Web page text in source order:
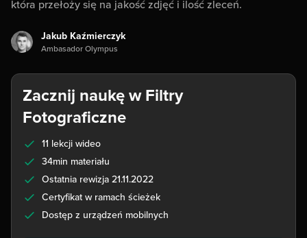
która przełoży się na jakość zdjęć i ilość zleceń.
Jakub Kaźmierczyk
Ambasador Olympus
Zacznij naukę w Filtry
Fotograficzne
11 lekcji wideo
34min materiału
Ostatnia rewizja 21.11.2022
Certyfikat w ramach ścieżek
Dostęp z urządzeń mobilnych